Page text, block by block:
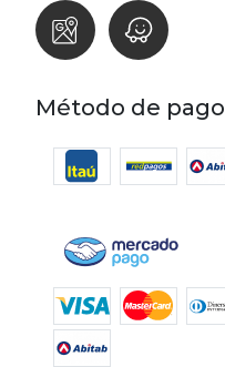
Raya
Rombos
SALE
Oportunidades
Varios
Filtrar
Método de pago